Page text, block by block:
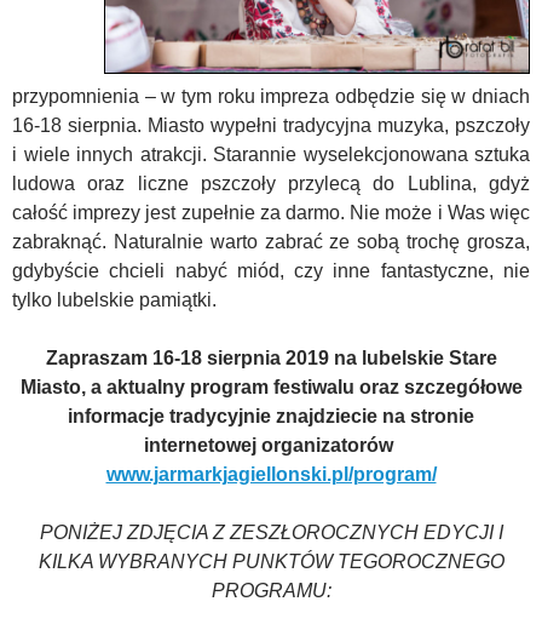
przypomnienia – w tym roku impreza odbędzie się w dniach
16-18 sierpnia. Miasto wypełni tradycyjna muzyka, pszczoły
i wiele innych atrakcji. Starannie wyselekcjonowana sztuka
ludowa oraz liczne pszczoły przylecą do Lublina, gdyż
całość imprezy jest zupełnie za darmo. Nie może i Was więc
zabraknąć. Naturalnie warto zabrać ze sobą trochę grosza,
gdybyście chcieli nabyć miód, czy inne fantastyczne, nie
tylko lubelskie pamiątki.
Zapraszam 16-18 sierpnia 2019 na lubelskie Stare
Miasto, a aktualny program festiwalu oraz szczegółowe
informacje tradycyjnie znajdziecie na stronie
internetowej organizatorów
www.jarmarkjagiellonski.pl/program/
PONIŻEJ ZDJĘCIA Z ZESZŁOROCZNYCH EDYCJI I
KILKA WYBRANYCH PUNKTÓW TEGOROCZNEGO
PROGRAMU: